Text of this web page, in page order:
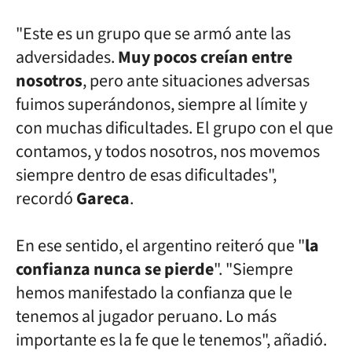
"Este es un grupo que se armó ante las
adversidades.Muy pocos creíanentre
nosotros, pero ante situaciones adversas
fuimos superándonos, siempreal límite y
con muchas dificultades. El grupo con el que
contamos, ytodos nosotros, nos movemos
siempre dentro de esas dificultades",
recordóGareca.
En ese sentido, el argentino reiteró que "la
confianza nunca se pierde"."Siempre
hemos manifestado la confianza que le
tenemos al jugador peruano. Lo más
importante es la fe que le tenemos", añadió.